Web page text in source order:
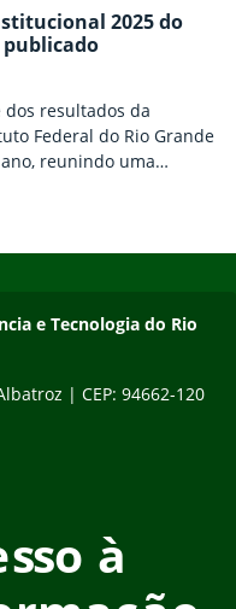
2025 do
publicado
resultados da
Federal do Rio Grande
reunindo uma
e Tecnologia do Rio
e Tecnologia do Rio
| CEP: 94662-120